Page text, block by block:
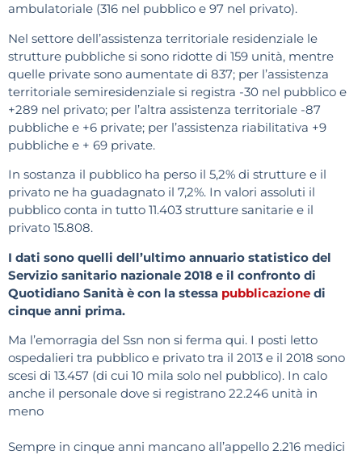
ambulatoriale (316 nel pubblico e 97 nel privato).
Nel settore dell’assistenza territoriale residenziale le
strutture pubbliche si sono ridotte di 159 unità, mentre
quelle private sono aumentate di 837; per l’assistenza
territoriale semiresidenziale si registra -30 nel pubblico e
+289 nel privato; per l’altra assistenza territoriale -87
pubbliche e +6 private; per l’assistenza riabilitativa +9
pubbliche e + 69 private.
In sostanza il pubblico ha perso il 5,2% di strutture e il
privato ne ha guadagnato il 7,2%. In valori assoluti il
pubblico conta in tutto 11.403 strutture sanitarie e il
privato 15.808.
I dati sono quelli dell’ultimo annuario statistico del
Servizio sanitario nazionale 2018 e il confronto di
Quotidiano Sanità è con la stessa pubblicazione di
cinque anni prima.
Ma l’emorragia del Ssn non si ferma qui. I posti letto
ospedalieri tra pubblico e privato tra il 2013 e il 2018 sono
scesi di 13.457 (di cui 10 mila solo nel pubblico). In calo
anche il personale dove si registrano 22.246 unità in
meno
Sempre in cinque anni mancano all’appello 2.216 medici